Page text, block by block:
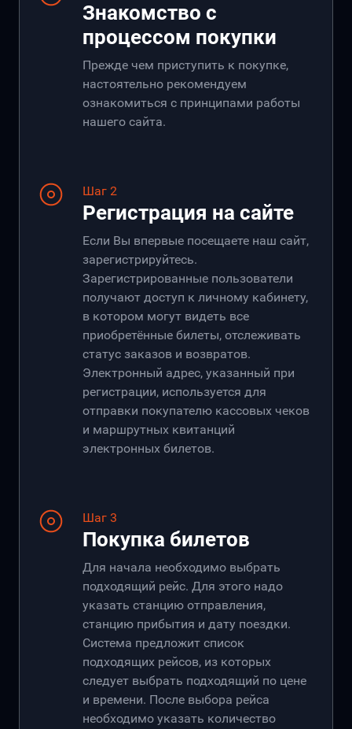
Знакомство с
процессом покупки
Прежде чем приступить к покупке,
настоятельно рекомендуем
ознакомиться с принципами работы
нашего сайта.
Шаг 2
Регистрация на сайте
Если Вы впервые посещаете наш сайт,
зарегистрируйтесь.
Зарегистрированные пользователи
получают доступ к личному кабинету,
в котором могут видеть все
приобретённые билеты, отслеживать
статус заказов и возвратов.
Электронный адрес, указанный при
регистрации, используется для
отправки покупателю кассовых чеков
и маршрутных квитанций
электронных билетов.
Шаг 3
Покупка билетов
Для начала необходимо выбрать
подходящий рейс. Для этого надо
указать станцию отправления,
станцию прибытия и дату поездки.
Система предложит список
подходящих рейсов, из которых
следует выбрать подходящий по цене
и времени. После выбора рейса
необходимо указать количество